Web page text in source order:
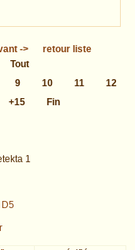
->
retour liste
Tout
9 10 11
12
+15 Fin
1
D5